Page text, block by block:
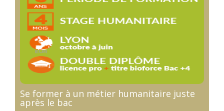
Se former à un métier humanitaire juste
après le bac